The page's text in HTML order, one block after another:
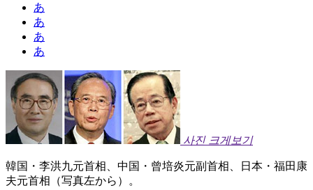
あ
あ
あ
あ
사진 크게보기
韓国・李洪九元首相、中国・曾培炎元副首相、日本・福田康
夫元首相（写真左から）。